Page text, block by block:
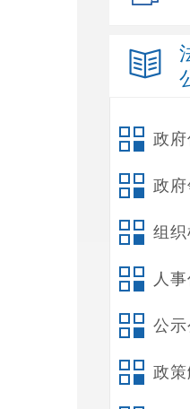
政
政府
组织
人
公
政策